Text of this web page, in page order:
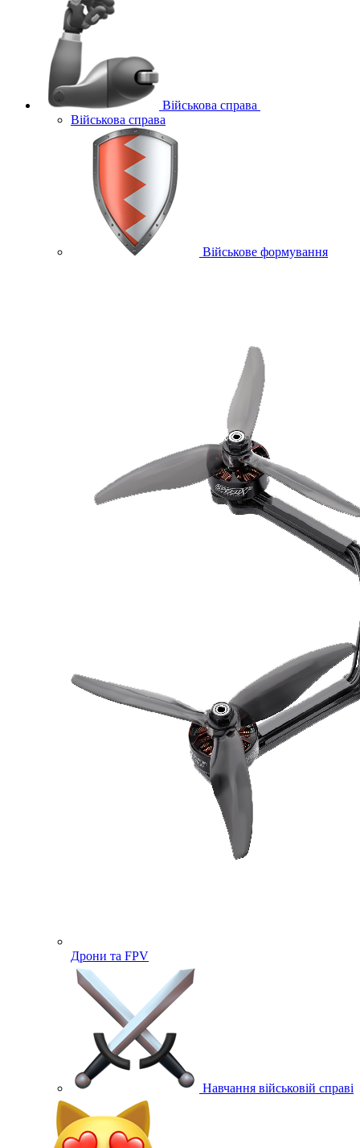
Військова справа
Військова справа
Військове формування
Дрони та FPV
Навчання військовій справі